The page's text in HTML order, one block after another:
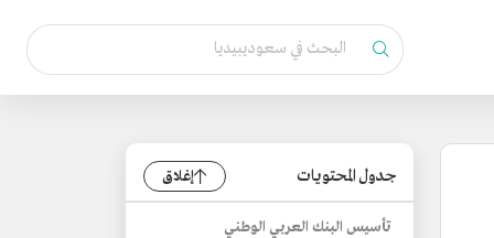
جدول المحتويات إغلاق
تأسيس البنك العربي الوطني